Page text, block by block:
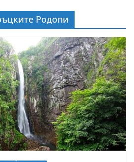
Родопи